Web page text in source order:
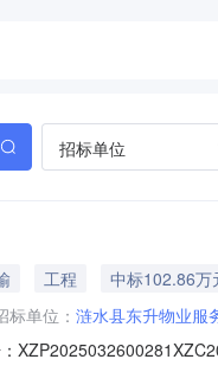
招标单位
工程
中标102.86万
标单位： 涟水县东升物业服